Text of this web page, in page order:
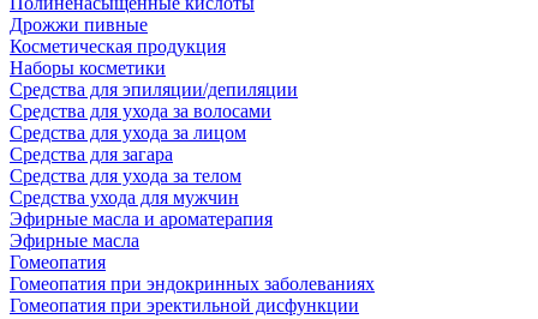
Дрожжи пивные
Косметическая продукция
Наборы косметики
Средства для эпиляции/депиляции
Средства для ухода за волосами
Средства для ухода за лицом
Средства для загара
Средства для ухода за телом
Средства ухода для мужчин
Эфирные масла и ароматерапия
Эфирные масла
Гомеопатия
Гомеопатия при эндокринных заболеваниях
Гомеопатия при эректильной дисфункции